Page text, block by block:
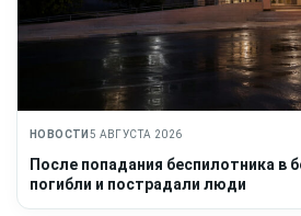
НОВОСТИ 5 АВГУСТА 2026
После попадания беспилотника в
погибли и пострадали люди